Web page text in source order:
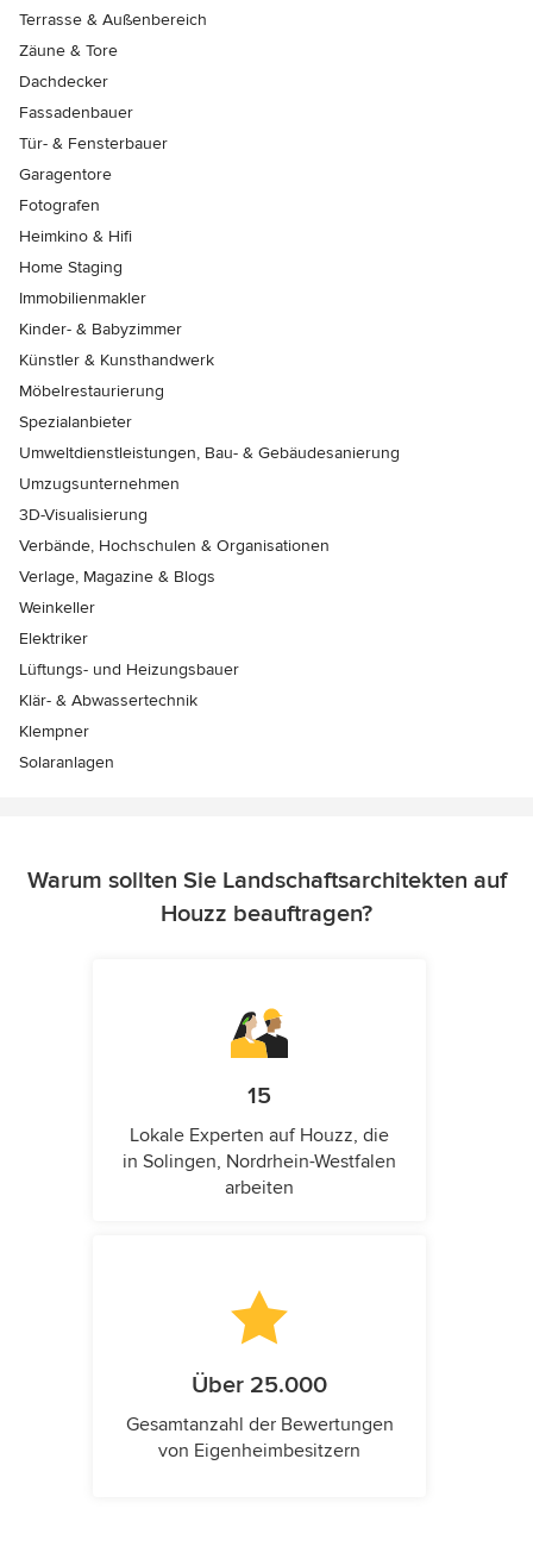
Terrasse & Außenbereich
Zäune & Tore
Dachdecker
Fassadenbauer
Tür- & Fensterbauer
Garagentore
Fotografen
Heimkino & Hifi
Home Staging
Immobilienmakler
Kinder- & Babyzimmer
Künstler & Kunsthandwerk
Möbelrestaurierung
Spezialanbieter
Umweltdienstleistungen, Bau- & Gebäudesanierung
Umzugsunternehmen
3D-Visualisierung
Verbände, Hochschulen & Organisationen
Verlage, Magazine & Blogs
Weinkeller
Elektriker
Lüftungs- und Heizungsbauer
Klär- & Abwassertechnik
Klempner
Solaranlagen
Warum sollten Sie Landschaftsarchitekten auf
Houzz beauftragen?
15
Lokale Experten auf Houzz, die
in Solingen, Nordrhein-Westfalen
arbeiten
Über 25.000
Gesamtanzahl der Bewertungen
von Eigenheimbesitzern